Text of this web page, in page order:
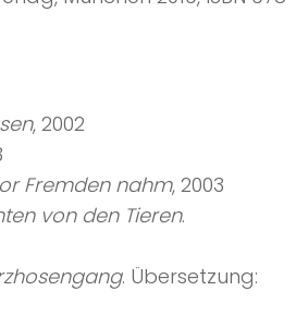
, 2002
Fremden nahm, 2003
von den Tieren.
. Übersetzung: